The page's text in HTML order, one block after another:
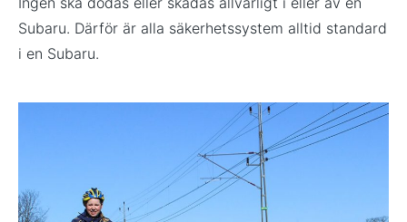
Subaru. Därför är alla säkerhetssystem alltid standard
i en Subaru.